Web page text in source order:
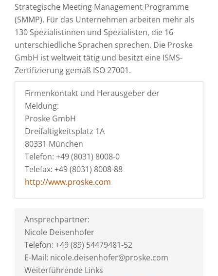
Strategische Meeting Management Programme
(SMMP). Für das Unternehmen arbeiten mehr als
130 Spezialistinnen und Spezialisten, die 16
unterschiedliche Sprachen sprechen. Die Proske
GmbH ist weltweit tätig und besitzt eine ISMS-
Zertifizierung gemäß ISO 27001.
Firmenkontakt und Herausgeber der
Meldung:
Proske GmbH
Dreifaltigkeitsplatz 1A
80331 München
Telefon: +49 (8031) 8008-0
Telefax: +49 (8031) 8008-88
http://www.proske.com
Ansprechpartner:
Nicole Deisenhofer
Telefon: +49 (89) 54479481-52
E-Mail: nicole.deisenhofer@proske.com
Weiterführende Links